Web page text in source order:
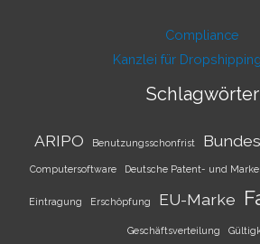
Compliance
Kanzlei für
Schlagwörter
ARIPO Benutzungsschonfrist
Computersoftware Deutsche Patent- und
Eintragung Erschöpfung EU-Marke
Geschäftsverteilung